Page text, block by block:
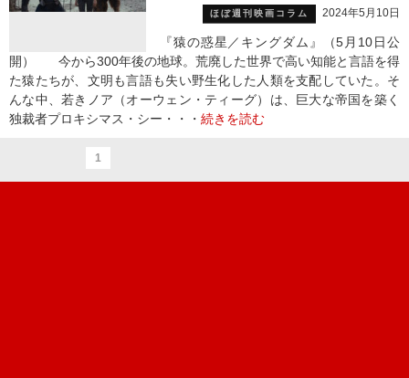
ほぼ週刊映画コラム 2024年5月10日
『猿の惑星／キングダム』（5月10日公
開） 今から300年後の地球。荒廃した世界で高い知能と言語を得
た猿たちが、文明も言語も失い野生化した人類を支配していた。そ
んな中、若きノア（オーウェン・ティーグ）は、巨大な帝国を築く
独裁者プロキシマス・シー・・・ 続きを読む
1